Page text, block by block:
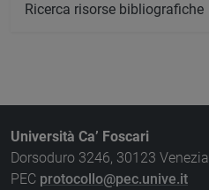
Ricerca risorse bibliografiche
Università Ca’ Foscari
Dorsoduro 3246, 30123 Venezia
PEC protocollo@pec.unive.it